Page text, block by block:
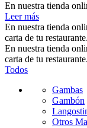
En nuestra tienda
Leer más
En nuestra tienda
carta de tu restaurante.
En nuestra tienda
carta de tu restaurante.
Todos
Gambas
Gambón
Otros